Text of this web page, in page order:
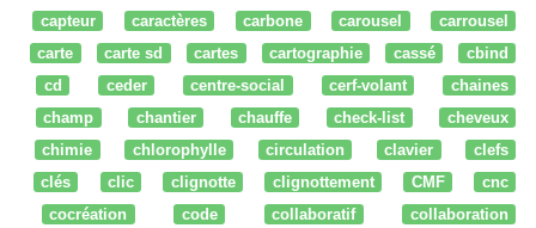
capteur
caractères carbone carousel
carrousel
carte
carte sd cartes cartographie cassé
cbind
cd
ceder centre-social cerf-volant
chaines
champ
chantier chauffe check-list
cheveux
chimie
chlorophylle circulation clavier
clefs
clés
clic clignotte clignottement CMF
cnc
cocréation
code collaboratif
collaboration